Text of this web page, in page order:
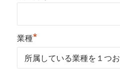
業種*